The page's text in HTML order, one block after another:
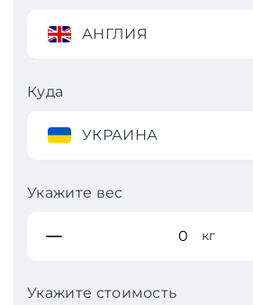
АНГЛИЯ
Куда
УКРАИНА
Укажите вес
кг
Укажите стоимость